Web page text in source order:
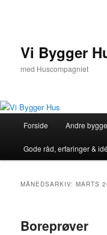
Vi Bygger
med Huscompagniet
Forside Andre
Gode råd, erfaringer &
MÅNEDSARKIV:MARTS
Boreprøver